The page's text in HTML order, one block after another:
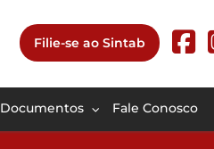
Filie-se ao Sintab
Documentos Fale Conosco